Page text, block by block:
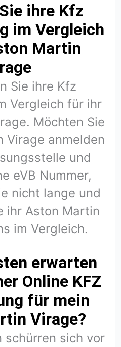
ihre Kfz
im Vergleich
Martin
Sie ihre Kfz
Vergleich für ihr
Möchten Sie
Virage anmelden
und
eVB Nummer,
nicht lange und
ihr Aston Martin
im Vergleich.
erwarten
Online KFZ
für mein
Virage?
schürren sich vor